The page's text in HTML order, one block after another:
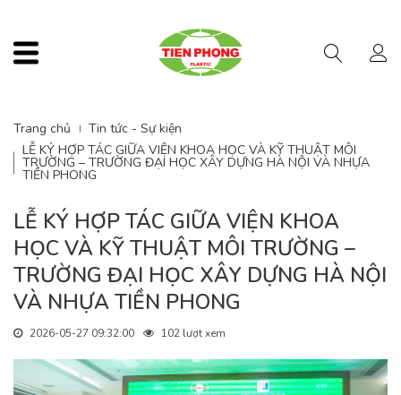
Trang chủ
Tin tức - Sự kiện
LỄ KÝ HỢP TÁC GIỮA VIỆN KHOA HỌC VÀ KỸ THUẬT MÔI
TRƯỜNG – TRƯỜNG ĐẠI HỌC XÂY DỰNG HÀ NỘI VÀ NHỰA
TIỀN PHONG
LỄ KÝ HỢP TÁC GIỮA VIỆN KHOA
HỌC VÀ KỸ THUẬT MÔI TRƯỜNG –
TRƯỜNG ĐẠI HỌC XÂY DỰNG HÀ NỘI
VÀ NHỰA TIỀN PHONG
2026-05-27 09:32:00 102 lượt xem